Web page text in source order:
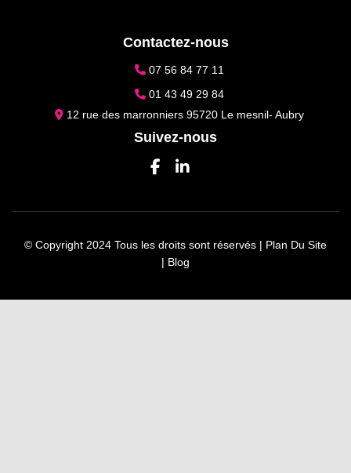
Contactez-nous
07 56 84 77 11
01 43 49 29 84
12 rue des marronniers 95720 Le mesnil- Aubry
Suivez-nous
© Copyright 2024 Tous les droits sont réservés | Plan Du Site
| Blog